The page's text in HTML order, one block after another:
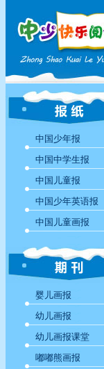
中国少年报
中国中学生报
中国儿童报
中国少年英语报
中国儿童画报
婴儿画报
幼儿画报
幼儿画报课堂
嘟嘟熊画报